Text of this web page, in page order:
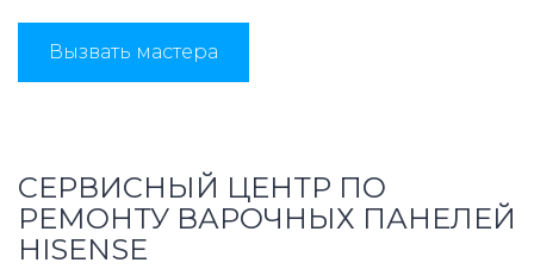
Вызвать мастера
СЕРВИСНЫЙ ЦЕНТР ПО
РЕМОНТУ ВАРОЧНЫХ ПАНЕЛЕЙ
HISENSE